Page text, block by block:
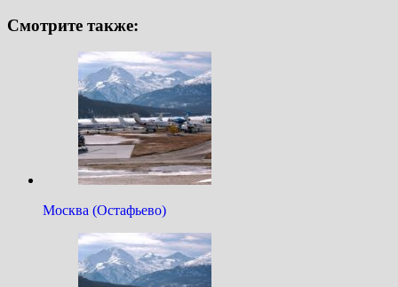
Смотрите также:
Москва (Остафьево)